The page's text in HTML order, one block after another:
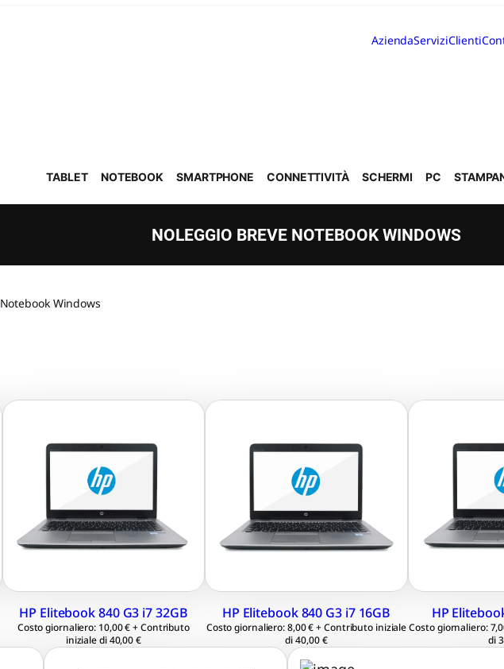
AziendaServiziClienti
TABLET NOTEBOOK SMARTPHONE CONNETTIVITÀ SCHERMI PC
NOLEGGIO BREVE NOTEBOOK WINDOWS
Notebook Windows
HP Elitebook 840 G3 i7 32GB
Costo giornaliero: 10,00 € + Contributo
iniziale di 40,00 €
QHD
Intel® Core™ i7-6500U
2.60 GHz
Ram 16 GB
Professional 64 bit
HP Elitebook 840 G3 i7 16GB
Costo giornaliero: 8,00 € + Contributo iniziale
di 40,00 €
Full HD / 2560×1440
Intel® Core™ i7-6500U
2.60 GHz
Ram 16 GB
Professional 64 bit
HP
Costo giornaliero:
di
Full HD
Intel®
2.60
Ram 16
SSD